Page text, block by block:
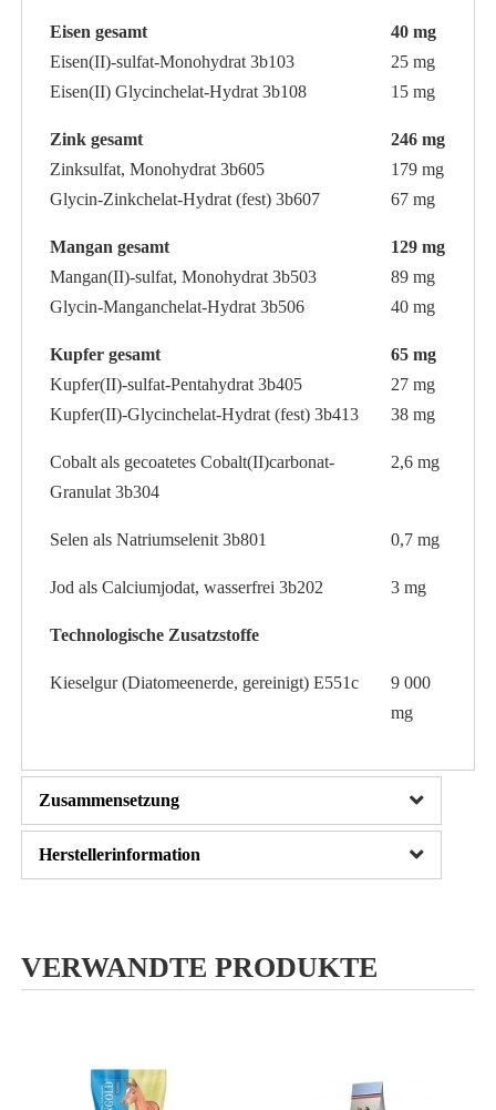
Eisen gesamt
Eisen(II)-sulfat-Monohydrat 3b103
Eisen(II) Glycinchelat-Hydrat 3b108
40 mg
25 mg
15 mg
Zink gesamt
Zinksulfat, Monohydrat 3b605
Glycin-Zinkchelat-Hydrat (fest) 3b607
246 mg
179 mg
67 mg
Mangan gesamt
Mangan(II)-sulfat, Monohydrat 3b503
Glycin-Manganchelat-Hydrat 3b506
129 mg
89 mg
40 mg
Kupfer gesamt
Kupfer(II)-sulfat-Pentahydrat 3b405
Kupfer(II)-Glycinchelat-Hydrat (fest) 3b413
65 mg
27 mg
38 mg
Cobalt als gecoatetes Cobalt(II)carbonat-
Granulat 3b304
2,6 mg
Selen als Natriumselenit 3b801 0,7 mg
Jod als Calciumjodat, wasserfrei 3b202 3 mg
Technologische Zusatzstoffe
Kieselgur (Diatomeenerde, gereinigt) E551c
9 000
mg
Zusammensetzung
Herstellerinformation
VERWANDTE PRODUKTE